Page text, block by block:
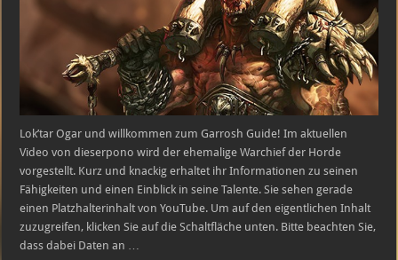
Lok’tar Ogar und willkommen zum Garrosh Guide! Im aktuellen
Video von dieserpono wird der ehemalige Warchief der Horde
vorgestellt. Kurz und knackig erhaltet ihr Informationen zu seinen
Fähigkeiten und einen Einblick in seine Talente. Sie sehen gerade
einen Platzhalterinhalt von YouTube. Um auf den eigentlichen Inhalt
zuzugreifen, klicken Sie auf die Schaltfläche unten. Bitte beachten Sie,
dass dabei Daten an …